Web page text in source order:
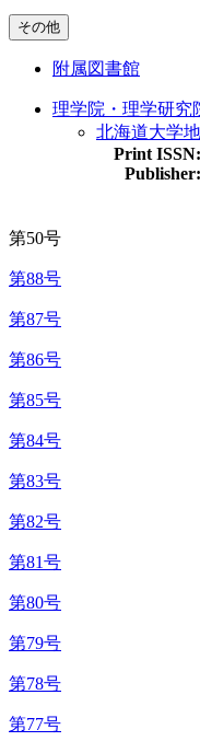
その他
附属図書館
理学院・理学研究
北海道大学
Print ISSN:
Publisher:
第50号
第88号
第87号
第86号
第85号
第84号
第83号
第82号
第81号
第80号
第79号
第78号
第77号